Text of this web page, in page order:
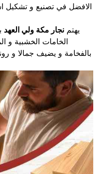
الافضل في تصنيع و تشكيل
يهتم نجار مكة ولي العهد
الخامات الخشبية و
بالفخامة و يضيف جمالا و